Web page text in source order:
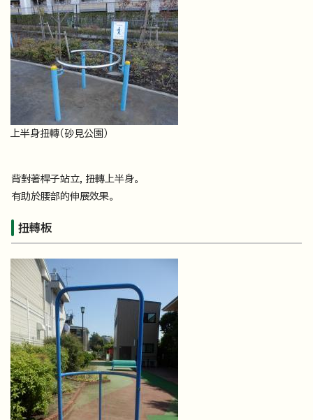
上半身扭轉（砂見公園）
背對著桿子站立，扭轉上半身。
有助於腰部的伸展效果。
扭轉板